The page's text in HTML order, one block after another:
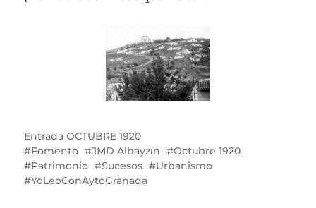
Entrada OCTUBRE 1920
Fomento
JMD Albayzín
Octubre 1920
Patrimonio
Sucesos
Urbanismo
YoLeoConAytoGranada